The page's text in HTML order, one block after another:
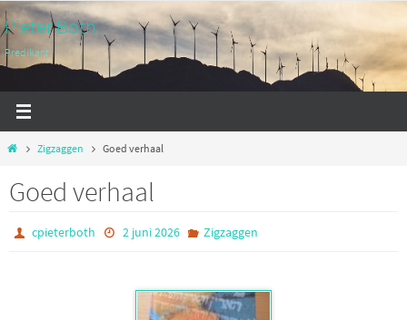
Ga
naar
de
Pieter Both
Predikant
HomeZigzaggen Goed verhaal
Goed verhaal
cpieterboth 2 juni 2026 Zigzaggen